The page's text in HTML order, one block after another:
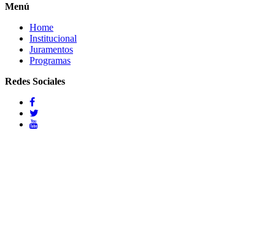
Menú
Home
Institucional
Juramentos
Programas
Redes Sociales